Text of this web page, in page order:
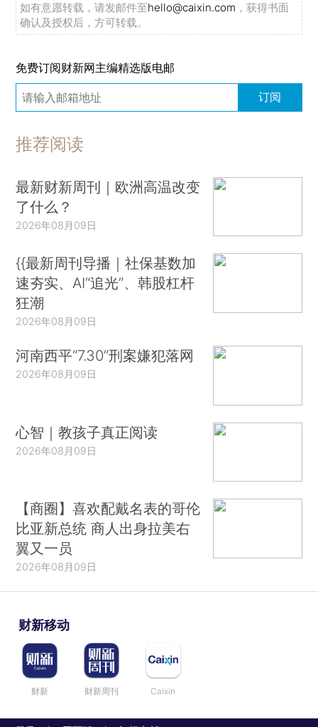
如有意愿转载，请发邮件至hello@caixin.com ，获得书面
确认及授权后，方可转载。
免费订阅财新网主编精选版电邮
订阅
推荐阅读
最新财新周刊｜欧洲高温改变
了什么？
2026年08月09日
{{最新周刊导播｜社保基数加
速夯实、AI“追光”、韩股杠杆
狂潮
2026年08月09日
河南西平“7.30”刑案嫌犯落网
2026年08月09日
心智｜教孩子真正阅读
2026年08月09日
【商圈】喜欢配戴名表的哥伦
比亚新总统 商人出身拉美右
翼又一员
2026年08月09日
财新移动
财新 财新周刊 Caixin